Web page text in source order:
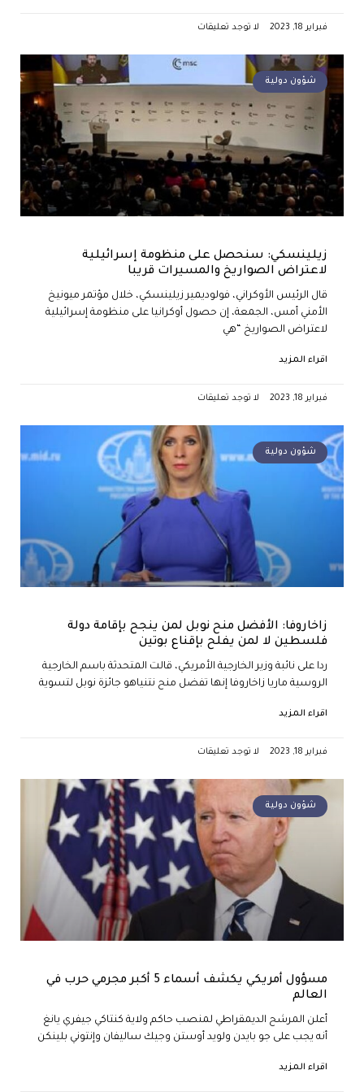
فبراير 18, 2023 لا توجد تعليقات
شؤون دولية
زيلينسكي: سنحصل على منظومة إسرائيلية
لاعتراض الصواريخ والمسيرات قريبا
قال الرئيس الأوكراني، فولوديمير زيلينسكي، خلال مؤتمر ميونيخ
الأمني أمس، الجمعة، إن حصول أوكرانيا على منظومة إسرائيلية
لاعتراض الصواريخ “هي
اقراء المزيد
فبراير 18, 2023 لا توجد تعليقات
شؤون دولية
زاخاروفا: الأفضل منح نوبل لمن ينجح بإقامة دولة
فلسطين لا لمن يفلح بإقناع بوتين
ردا على نائبة وزير الخارجية الأمريكي، قالت المتحدثة باسم الخارجية
الروسية ماريا زاخاروفا إنها تفضل منح نتنياهو جائزة نوبل لتسوية
اقراء المزيد
فبراير 18, 2023 لا توجد تعليقات
شؤون دولية
مسؤول أمريكي يكشف أسماء 5 أكبر مجرمي حرب في
العالم
أعلن المرشح الديمقراطي لمنصب حاكم ولاية كنتاكي جيفري يانغ
أنه يجب على جو بايدن ولويد أوستن وجيك ساليفان وإنتوني بلينكن
اقراء المزيد